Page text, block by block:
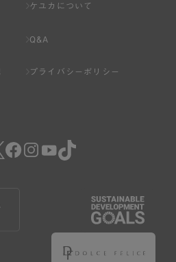
ケユカについて
Q&A
プライバシーポリシー